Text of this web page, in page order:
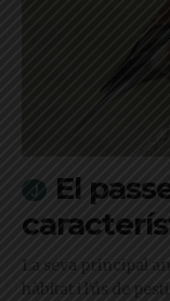
El
La seva principal
hàbitat i l'ús de